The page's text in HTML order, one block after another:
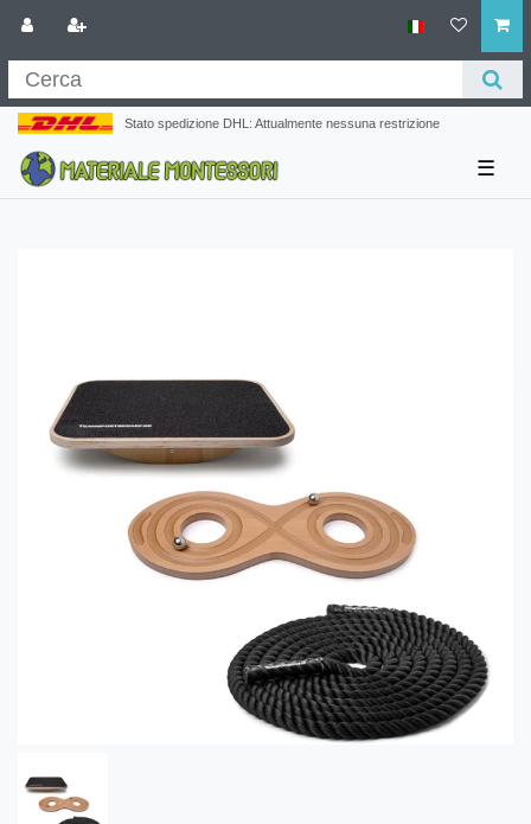
Stato spedizione DHL: Attualmente nessuna restrizione
☰